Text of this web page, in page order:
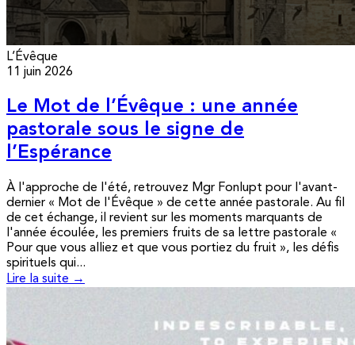
L’Évêque
11 juin 2026
Le Mot de l’Évêque : une année
pastorale sous le signe de
l’Espérance
À l'approche de l'été, retrouvez Mgr Fonlupt pour l'avant-
dernier « Mot de l'Évêque » de cette année pastorale. Au fil
de cet échange, il revient sur les moments marquants de
l'année écoulée, les premiers fruits de sa lettre pastorale «
Pour que vous alliez et que vous portiez du fruit », les défis
spirituels qui...
Lire la suite →